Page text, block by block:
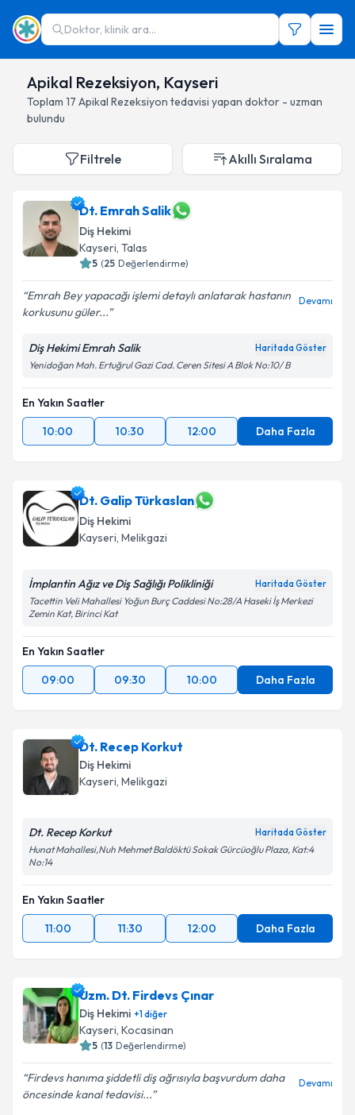
Doktor, klinik ara...
Apikal Rezeksiyon, Kayseri
Toplam 17 Apikal Rezeksiyon tedavisi yapan doktor - uzman
bulundu
Filtrele Akıllı Sıralama
Dt. Emrah Salik
Diş Hekimi
Kayseri, Talas
5 (25 Değerlendirme)
Emrah Bey yapacağı işlemi detaylı anlatarak hastanın
korkusunu güler...
Devamı
Diş Hekimi Emrah Salik Haritada Göster
Yenidoğan Mah. Ertuğrul Gazi Cad. Ceren Sitesi A Blok No:10/ B
En Yakın Saatler
10:00
10:30 12:00 Daha Fazla
Dt. Galip Türkaslan
Diş Hekimi
Kayseri, Melikgazi
İmplantin Ağız ve Diş Sağlığı Polikliniği Haritada Göster
Tacettin Veli Mahallesi Yoğun Burç Caddesi No:28/A Haseki İş Merkezi
Zemin Kat, Birinci Kat
En Yakın Saatler
09:00
09:30 10:00 Daha Fazla
Dt. Recep Korkut
Diş Hekimi
Kayseri, Melikgazi
Dt. Recep Korkut Haritada Göster
Hunat Mahallesi,Nuh Mehmet Baldöktü Sokak Gürcüoğlu Plaza, Kat:4
No:14
En Yakın Saatler
11:00
11:30 12:00 Daha Fazla
Uzm. Dt. Firdevs Çınar
Diş Hekimi +1diğer
Kayseri, Kocasinan
5 (13 Değerlendirme)
Firdevs hanıma şiddetli diş ağrısıyla başvurdum daha
öncesinde kanal tedavisi...
Devamı